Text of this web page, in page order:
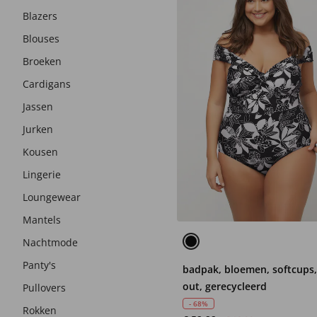
Blazers
Blouses
Broeken
Cardigans
Jassen
Jurken
Kousen
Lingerie
Loungewear
Mantels
Nachtmode
Panty's
Pullovers
Rokken
badpak, bloemen,
out, gerecycleerd
- 68%